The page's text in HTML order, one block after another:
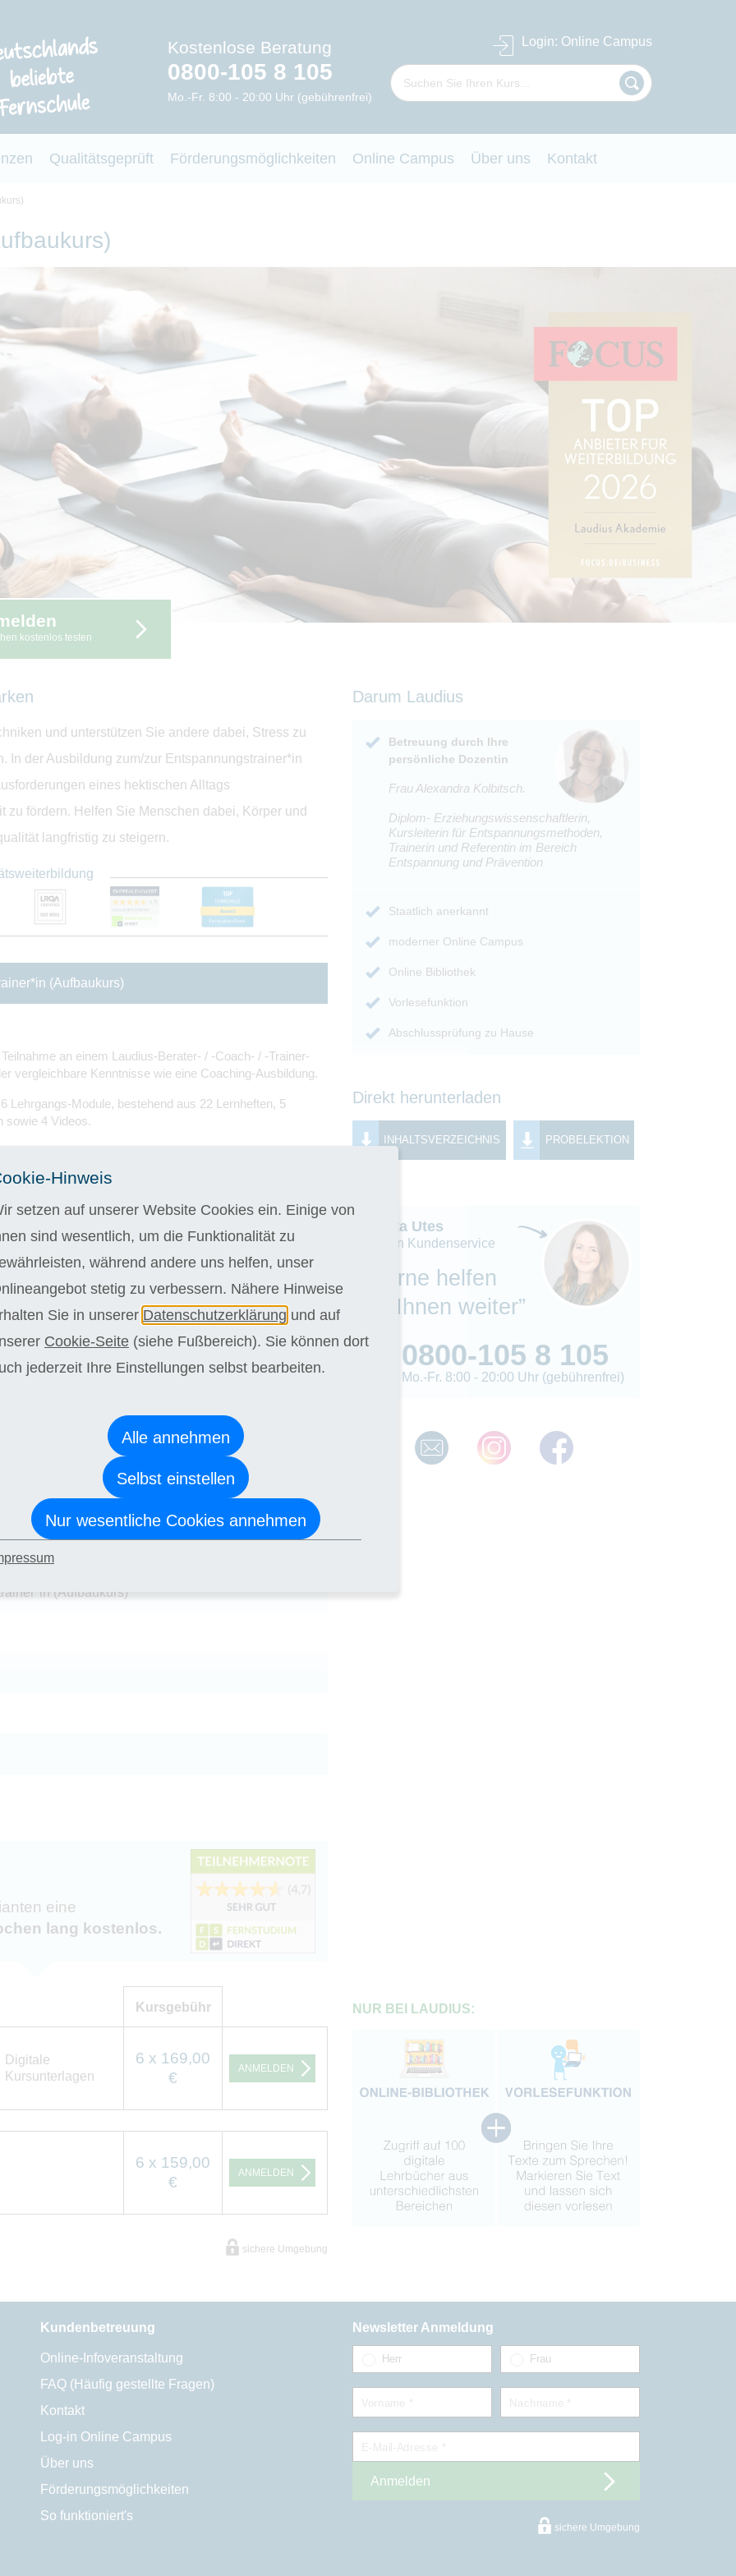
Login: Online Campus
Kostenlose Beratung
0800-105 8 105
Mo.-Fr. 8:00 - 20:00 Uhr (gebührenfrei)
Qualitätsgeprüft Förderungsmöglichkeiten Online Campus Über uns Kontakt
kostenlos testen
und unterstützen Sie andere dabei, Stress zu
In der Ausbildung zum/zur Entspannungstrainer*in
eines hektischen Alltags
fördern. Helfen Sie Menschen dabei, Körper und
langfristig zu steigern.
(Aufbaukurs)
an einem Laudius-Berater- / -Coach- / -Trainer-
vergleichbare Kenntnisse wie eine Coaching-Ausbildung.
Lehrgangs-Module, bestehend aus 22 Lernheften, 5
sowie 4 Videos.
kostenlos testen
bei einer wöchentlichen Bearbeitungszeit
Wir bieten Ihnen jedoch die Möglichkeit schneller oder
Die Regelstudienzeit kann bei langsamerem
36 Monate kostenlos überschritten werden.
Sie niemals alleine da. Vertrauen Sie auf eine
Betreuung durch unsere sympathischen Fachdozenten,
auf Ihre Bedürfnisse eingehen, sich Zeit für Sie nehmen
unterstützen. Profitieren Sie von flexiblen
und erleben Sie einen inspirierenden Austausch, der
abwechslungsreich und unvergesslich werden lässt.
(Grundlagen Entspannungstraining)
Einsendeaufgaben, Modulabschlussprüfungen
(Entspannungstrainer*in)
den Anforderungen für das Zeugnis, die erfolgreiche
der schriftlichen und mündlichen Abschlussprüfung sowie
"Grundlagen: Berater*in, Coach, Trainer*in" oder
Kenntnisse.
(Aufbaukurs)
Darum Laudius
Betreuung durch Ihre
persönliche Dozentin
Frau Alexandra Kolbitsch.
Diplom- Erziehungs­wissenschaftlerin,
Kursleiterin für Entspannungsmethoden,
Trainerin und Referentin im Bereich
Entspannung und Prävention
Staatlich anerkannt
moderner Online Campus
Online Bibliothek
Vorlesefunktion
Abschlussprüfung zu Hause
Direkt herunterladen
INHALTSVERZEICHNIS PROBELEKTION
Madita Utes
Leiterin Kundenservice
“Gerne helfen
wir Ihnen weiter”
0800-105 8 105
Mo.-Fr. 8:00 - 20:00 Uhr (gebührenfrei)
eine
lang kostenlos.
Digitale
Kursunterlagen
Kursgebühr
6 x 169,00
€
ANMELDEN
6 x 159,00
€
ANMELDEN
sichere Umgebung
NUR BEI LAUDIUS:
Kundenbetreuung
Online-Infoveranstaltung
FAQ (Häufig gestellte Fragen)
Kontakt
Log-in Online Campus
Über uns
Förderungsmöglichkeiten
So funktioniert's
Newsletter Anmeldung
Herr Frau
Anmelden
sichere Umgebung
Hinweis
setzen auf unserer Website Cookies ein. Einige von
sind wesentlich, um die Funktionalität zu
während andere uns helfen, unser
stetig zu verbessern. Nähere Hinweise
Sie in unserer Datenschutzerklärung und auf
Cookie-Seite (siehe Fußbereich). Sie können dort
jederzeit Ihre Einstellungen selbst bearbeiten.
Alle annehmen
Selbst einstellen
Nur wesentliche Cookies annehmen